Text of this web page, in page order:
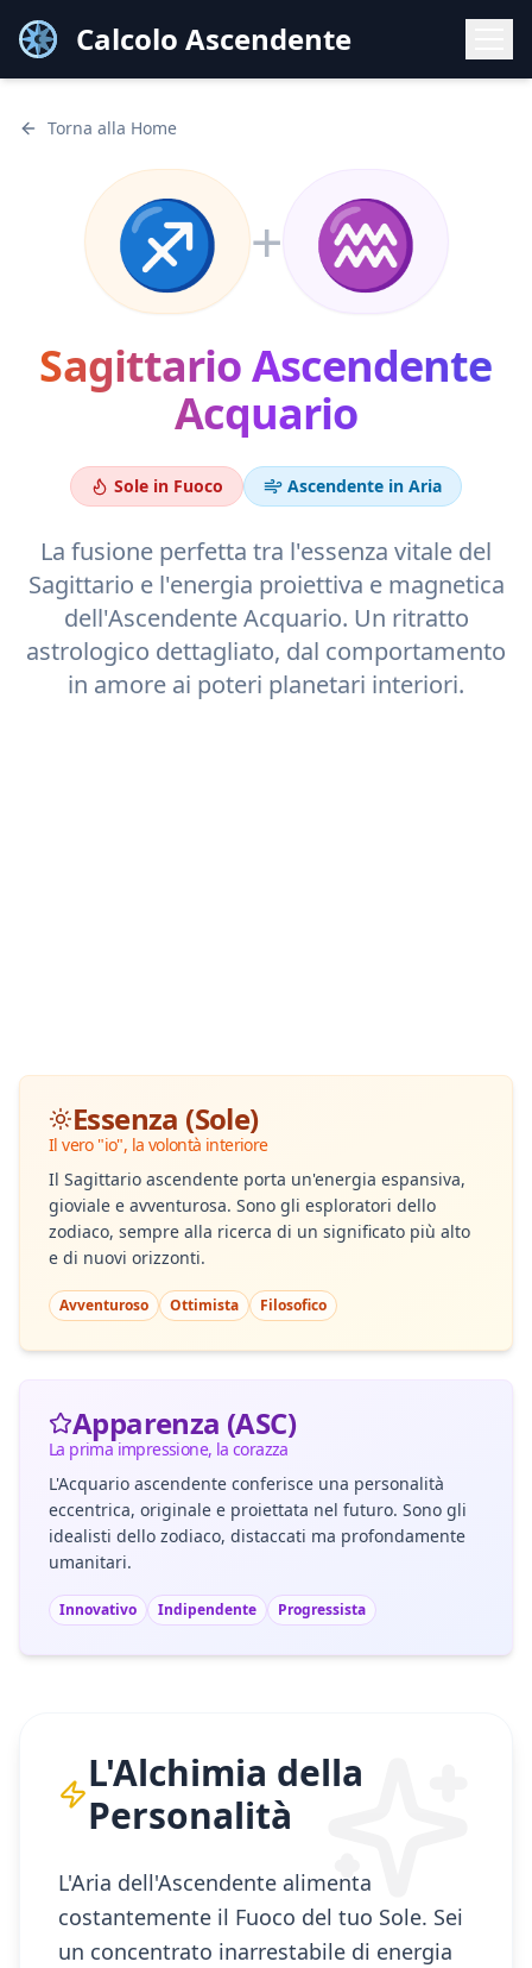
Calcolo Ascendente
Torna alla Home
♐ + ♒
SagittarioAscendente
Acquario
Sole in Fuoco Ascendente in Aria
La fusione perfetta tra l'essenza vitale del
Sagittario e l'energia proiettiva e magnetica
dell'AscendenteAcquario. Un ritratto
astrologico dettagliato, dal comportamento
in amore ai poteri planetari interiori.
Essenza (Sole)
Il vero "io", la volontà interiore
Il Sagittario ascendente porta un'energia espansiva,
gioviale e avventurosa. Sono gli esploratori dello
zodiaco, sempre alla ricerca di un significato più alto
e di nuovi orizzonti.
Avventuroso Ottimista Filosofico
Apparenza (ASC)
La prima impressione, la corazza
L'Acquario ascendente conferisce una personalità
eccentrica, originale e proiettata nel futuro. Sono gli
idealisti dello zodiaco, distaccati ma profondamente
umanitari.
Innovativo Indipendente Progressista
L'Alchimia della
Personalità
L'Aria dell'Ascendente alimenta
costantemente il Fuoco del tuo Sole. Sei
un concentrato inarrestabile di energia